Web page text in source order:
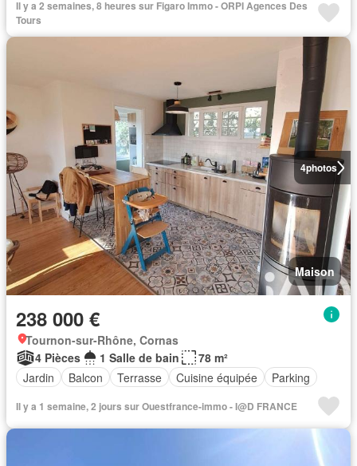
Il y a 2 semaines, 8 heures sur Figaro Immo - ORPI Agences Des
Tours
4photos
Maison
238 000 €
Tournon-sur-Rhône, Cornas
4 Pièces
1 Salle de bain
78 m²
Jardin
Balcon Terrasse Cuisine équipée Parking
Il y a 1 semaine, 2 jours sur Ouestfrance-immo - I@D FRANCE